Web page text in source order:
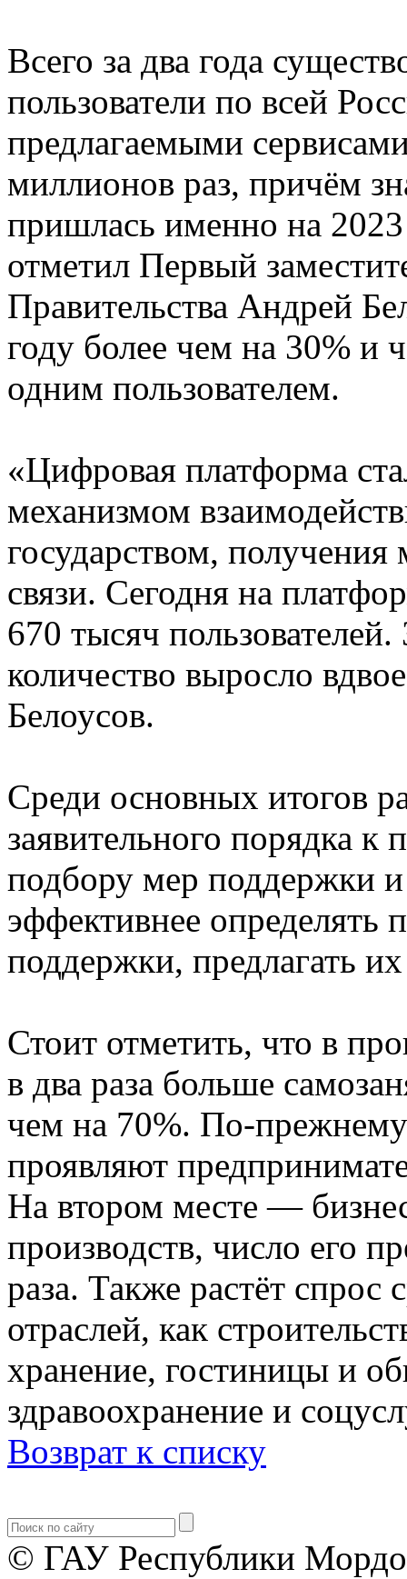
Всего за два года
пользователи по всей
предлагаемыми
миллионов раз, причём
пришлась именно на
отметил Первый
Правительства Андрей
году более чем на 30% и
одним пользователем.
«Цифровая платформа
механизмом
государством,
связи. Сегодня на
670 тысяч
количество выросло
Белоусов.
Среди основных итогов
заявительного порядка
подбору мер поддержки и
эффективнее определять
поддержки, предлагать
Стоит отметить, что в
в два раза больше
чем на 70%. По-
проявляют
На втором месте —
производств, число его
раза. Также растёт спрос
отраслей, как
хранение, гостиницы и
здравоохранение и
Возврат к списку
© ГАУ Республики